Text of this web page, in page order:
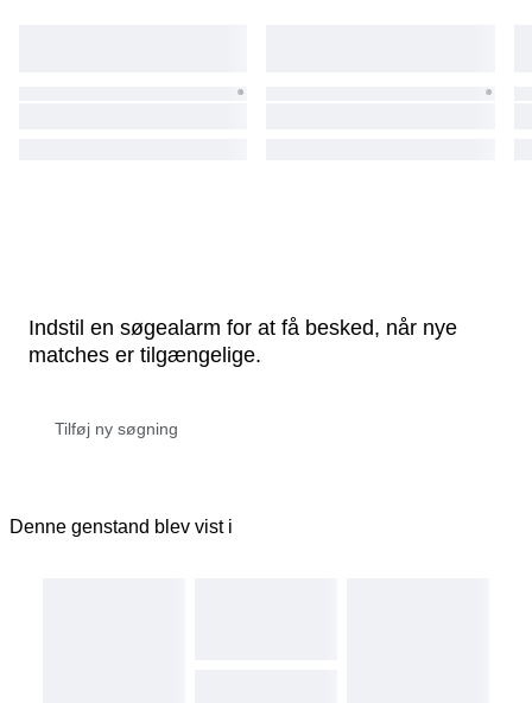
Indstil en søgealarm for at få besked, når nye
matches er tilgængelige.
Denne genstand blev vist i